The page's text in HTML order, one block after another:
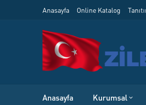
Anasayfa Online Katalog
Anasayfa Kurumsal